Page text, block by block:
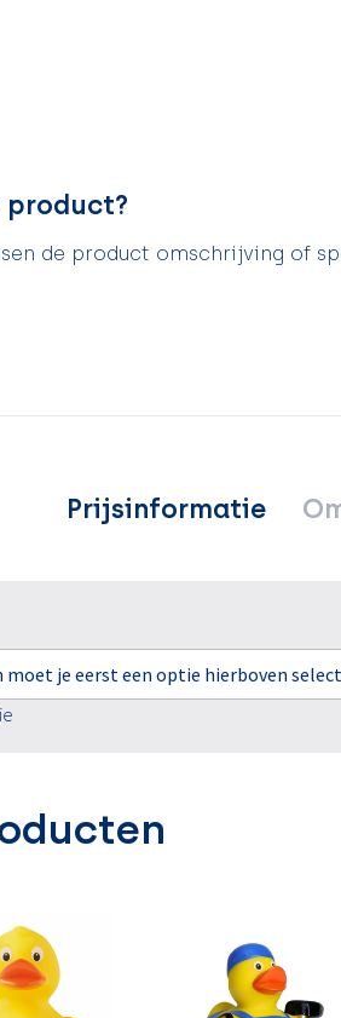
product?
de product omschrijving of
Prijsinformatie
je eerst een optie hierboven